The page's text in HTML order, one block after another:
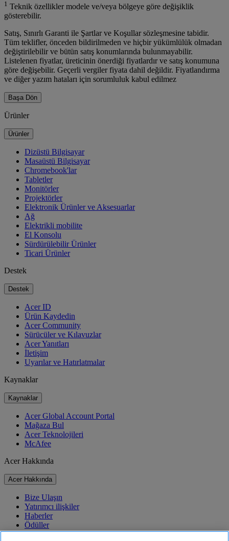
1 Teknik özellikler modele ve/veya bölgeye göre değişiklik
gösterebilir.
Satış, Sınırlı Garanti ile Şartlar ve Koşullar sözleşmesine tabidir.
Tüm teklifler, önceden bildirilmeden ve hiçbir yükümlülük olmadan
değiştirilebilir ve bütün satış konumlarında bulunmayabilir.
Listelenen fiyatlar, üreticinin önerdiği fiyatlardır ve satış konumuna
göre değişebilir. Geçerli vergiler fiyata dahil değildir. Fiyatlandırma
ve diğer yazım hataları için sorumluluk kabul edilmez
Başa Dön
Ürünler
Ürünler
Dizüstü Bilgisayar
Masaüstü Bilgisayar
Chromebook'lar
Tabletler
Monitörler
Projektörler
Elektronik Ürünler ve Aksesuarlar
Ağ
Elektrikli mobilite
El Konsolu
Sürdürülebilir Ürünler
Ticari Ürünler
Destek
Destek
Acer ID
Ürün Kaydedin
Acer Community
Sürücüler ve Kılavuzlar
Acer Yanıtları
İletişim
Uyarılar ve Hatırlatmalar
Kaynaklar
Kaynaklar
Acer Global Account Portal
Mağaza Bul
Acer Teknolojileri
McAfee
Acer Hakkında
Acer Hakkında
Bize Ulaşın
Yatırımcı ilişkiler
Haberler
Ödüller
Etkinlikler